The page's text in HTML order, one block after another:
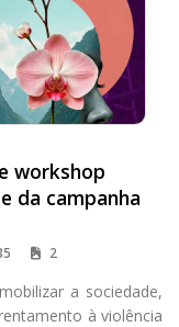
workshop
da campanha
2
a sociedade,
à violência